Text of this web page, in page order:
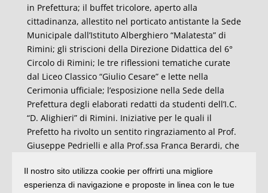
in Prefettura; il buffet tricolore, aperto alla
cittadinanza, allestito nel porticato antistante la Sede
Municipale dall’Istituto Alberghiero “Malatesta” di
Rimini; gli striscioni della Direzione Didattica del 6°
Circolo di Rimini; le tre riflessioni tematiche curate
dal Liceo Classico “Giulio Cesare” e lette nella
Cerimonia ufficiale; l’esposizione nella Sede della
Prefettura degli elaborati redatti da studenti dell’I.C.
“D. Alighieri” di Rimini. Iniziative per le quali il
Prefetto ha rivolto un sentito ringraziamento al Prof.
Giuseppe Pedrielli e alla Prof.ssa Franca Berardi, che
diretto del mondo della scuola ma sono diventati
entusiasti promotori di quanto attuato dagli Istituti
Il nostro sito utilizza cookie per offrirti una migliore
esperienza di navigazione e proposte in linea con le tue